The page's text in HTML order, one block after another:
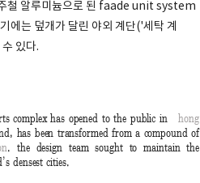
철 알루미늄으로 된 faade unit system
에는 덮개가 달린 야외 계단('세탁 계
있다.
complex has opened to the public inhong
has been transformed from a compound of
. the design team sought to maintain the
densest cities.